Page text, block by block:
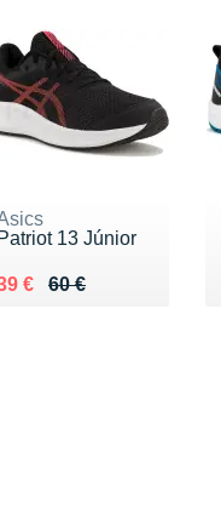
13 Júnior
60 €
lieu de 60 €
€ 39 €